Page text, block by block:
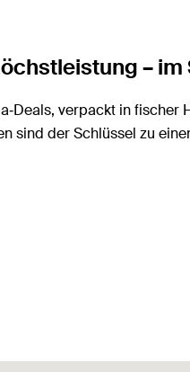
–
verpackt in
sind der Schlüssel zu